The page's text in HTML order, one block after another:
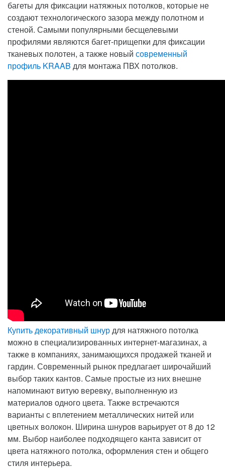
багеты для фиксации натяжных потолков, которые не
создают технологического зазора между полотном и
стеной. Самыми популярными бесщелевыми
профилями являются багет-прищепки для фиксации
тканевых полотен, а также новый современный
профиль KRAAB для монтажа ПВХ потолков.
Купить декоративный шнурдля натяжного потолка
можно в специализированных интернет-магазинах, а
также в компаниях, занимающихся продажей тканей и
гардин. Современный рынок предлагает широчайший
выбор таких кантов. Самые простые из них внешне
напоминают витую веревку, выполненную из
материалов одного цвета. Также встречаются
варианты с вплетением металлических нитей или
цветных волокон. Ширина шнуров варьирует от 8 до 12
мм. Выбор наиболее подходящего канта зависит от
цвета натяжного потолка, оформления стен и общего
стиля интерьера.